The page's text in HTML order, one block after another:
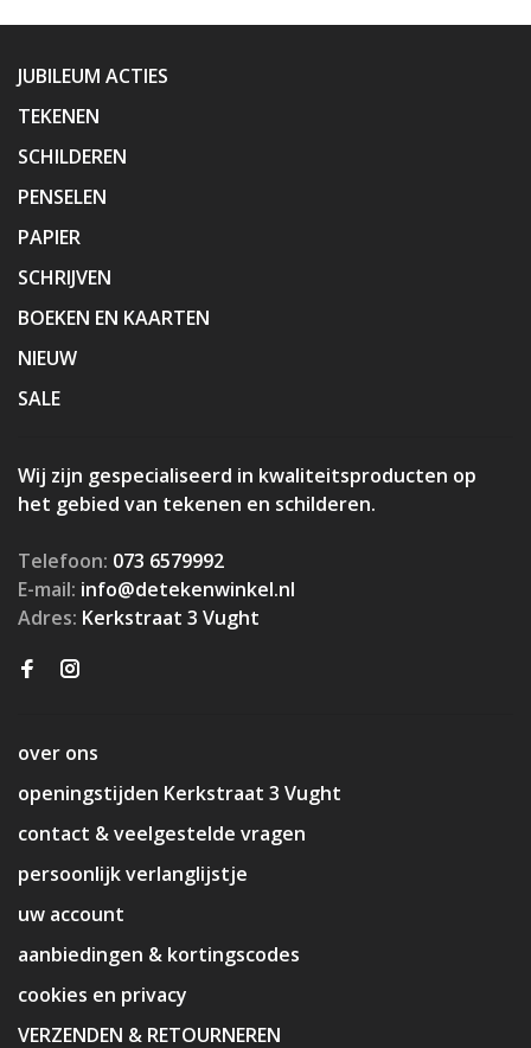
JUBILEUM ACTIES
TEKENEN
SCHILDEREN
PENSELEN
PAPIER
SCHRIJVEN
BOEKEN EN KAARTEN
NIEUW
SALE
Wij zijn gespecialiseerd in kwaliteitsproducten op
het gebied van tekenen en schilderen.
Telefoon: 073 6579992
E-mail: info@detekenwinkel.nl
Adres: Kerkstraat 3 Vught
over ons
openingstijden Kerkstraat 3 Vught
contact & veelgestelde vragen
persoonlijk verlanglijstje
uw account
aanbiedingen & kortingscodes
cookies en privacy
VERZENDEN & RETOURNEREN